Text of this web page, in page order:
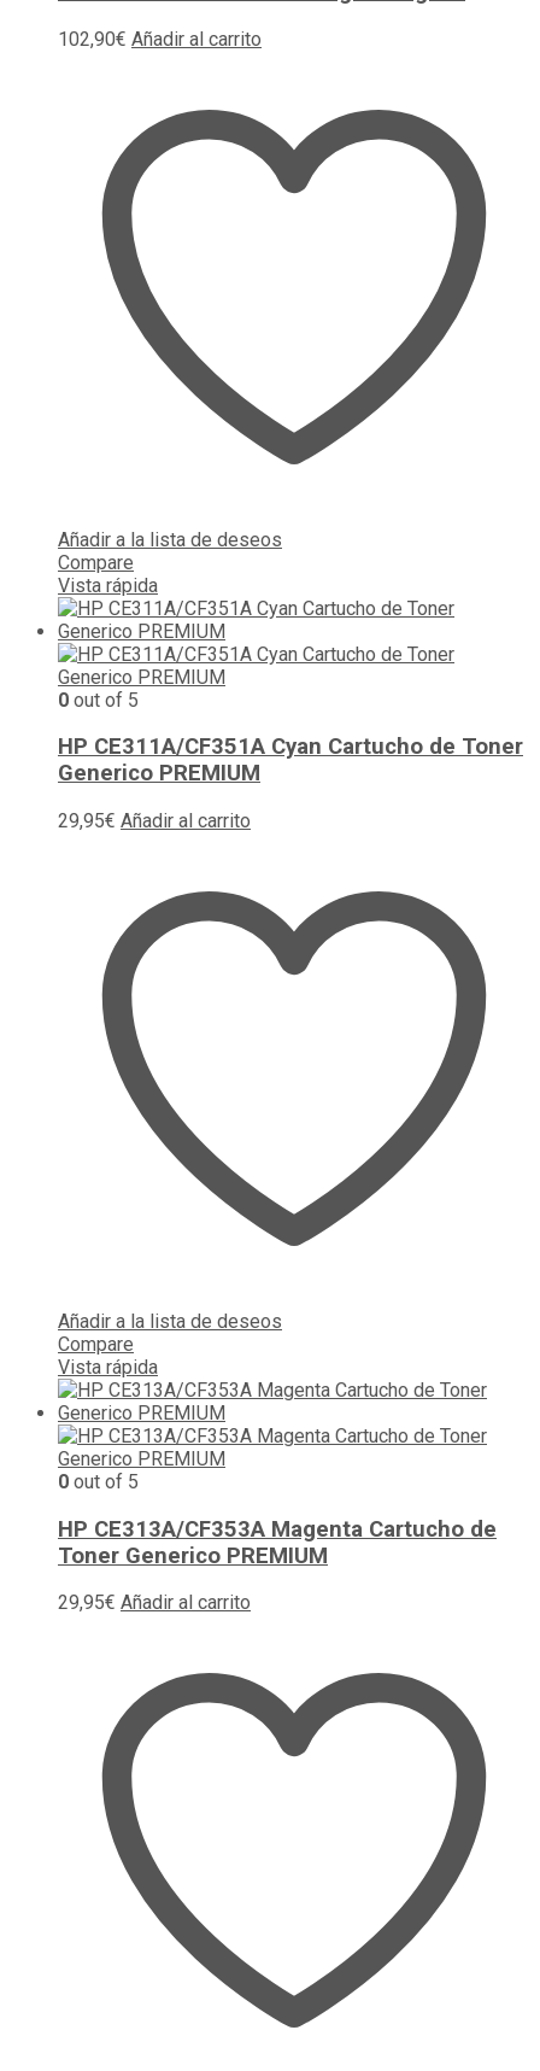
102,90€ Añadir al carrito
Añadir a la lista de deseos
Compare
Vista rápida
0 out of 5
HP CE311A/CF351A Cyan Cartucho de Toner
Generico PREMIUM
29,95€ Añadir al carrito
Añadir a la lista de deseos
Compare
Vista rápida
0 out of 5
HP CE313A/CF353A Magenta Cartucho de
Toner Generico PREMIUM
29,95€ Añadir al carrito